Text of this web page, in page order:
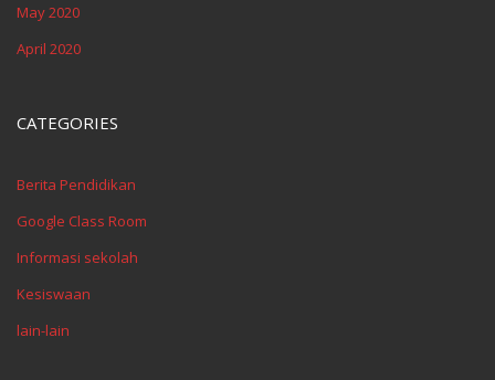
May 2020
April 2020
CATEGORIES
Berita Pendidikan
Google Class Room
Informasi sekolah
Kesiswaan
lain-lain